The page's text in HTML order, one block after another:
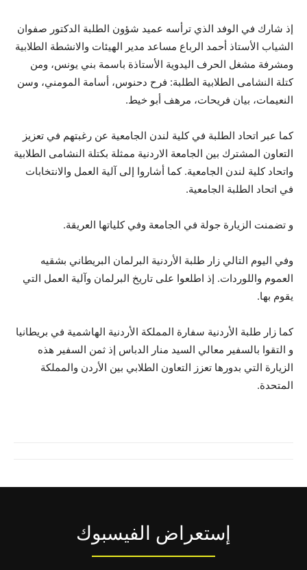
إذ شارك في الوفد الذي ترأسه عميد شؤون الطلبة الدكتور صفوان
الشياب الأستاذ أحمد الرباع مساعد مدير الهيئات والانشطة الطلابية
ومشرفة مشغل الحرف اليدوية الأستاذة باسمة بني يونس، ومن
كتلة النشامى الطلابية الطلبة: فرح دحنوس، أسامة المومني، وسن
النعيمات، بيان فريحات، مرهف أبو خيط.
كما عبر اتحاد الطلبة في كلية لندن الجامعية عن رغبتهم في تعزيز
التعاون المشترك بين الجامعة الاردنية ممثلة بكتلة النشامى الطلابية
واتحاد كلية لندن الجامعية. كما أشاروا إلى آلية العمل والانتخابات
في اتحاد الطلبة الجامعية.
و تضمنت الزيارة جولة في الجامعة وفي كلياتها العريقة.
وفي اليوم التالي زار طلبة الأردنية البرلمان البريطاني بشقيه
العموم واللوردات. إذ اطلعوا على تاريخ البرلمان وآلية العمل التي
يقوم بها.
كما زار طلبة الأردنية سفارة المملكة الأردنية الهاشمية في بريطانيا
و التقوا بالسفير معالي السيد منار الدباس إذ ثمن السفير هذه
الزيارة التي بدورها تعزز التعاون الطلابي بين الأردن والمملكة
المتحدة.
إستعراض الفيسبوك